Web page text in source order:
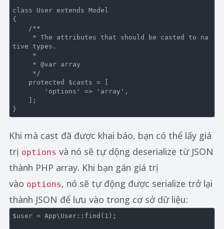
class User extends
Model
{
/**
tive types.
     *
@var array
     */
protected
$casts = [
'options'
=> 'array' ,
Khi mà cast đã được khai báo, bạn có thể lấy giá
trị options và nó sẽ tự dộng deserialize từ JSON
thành PHP array. Khi bạn gán giá trị
vào options, nó sẽ tự động được serialize trở lại
thành JSON để lưu vào trong cơ sở dữ liệu:
$user = App\User::find( 1 );